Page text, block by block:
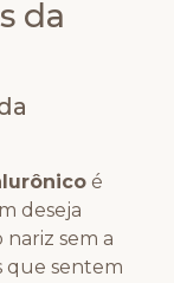
da
é
deseja
sem a
que sentem